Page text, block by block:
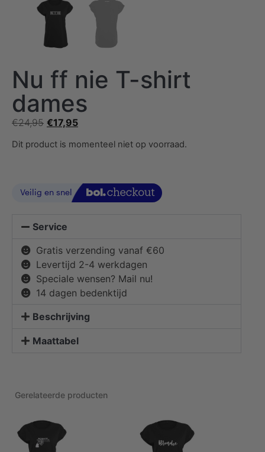
Nu ff nie T-shirt
dames
€24,95 €17,95
Dit product is momenteel niet op voorraad.
Service
Gratis verzending vanaf €60
Levertijd 2-4 werkdagen
Speciale wensen? Mail nu!
14 dagen bedenktijd
Beschrijving
Maattabel
Gerelateerde producten